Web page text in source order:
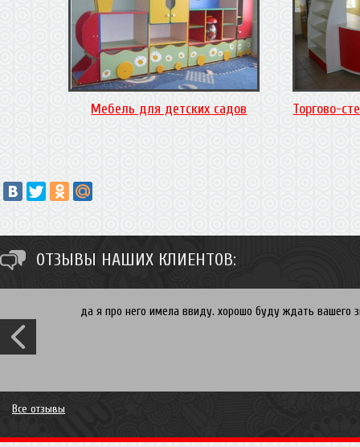
Мебель для детских садов Торгово-
ОТЗЫВЫ НАШИХ КЛИЕНТОВ:
да я про него имела ввиду. хорошо буду ждать вашего
Все отзывы